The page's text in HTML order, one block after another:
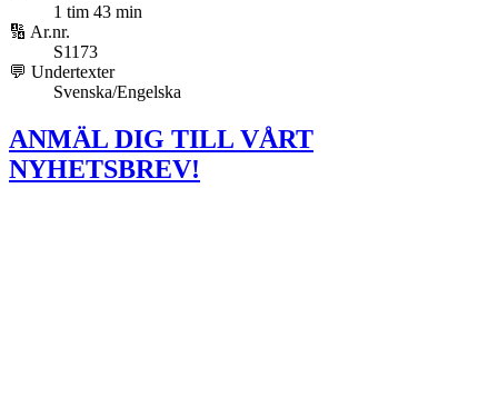
1 tim 43 min
🔢 Ar.nr.
S1173
💬 Undertexter
Svenska/Engelska
ANMÄL DIG TILL VÅRT
NYHETSBREV!